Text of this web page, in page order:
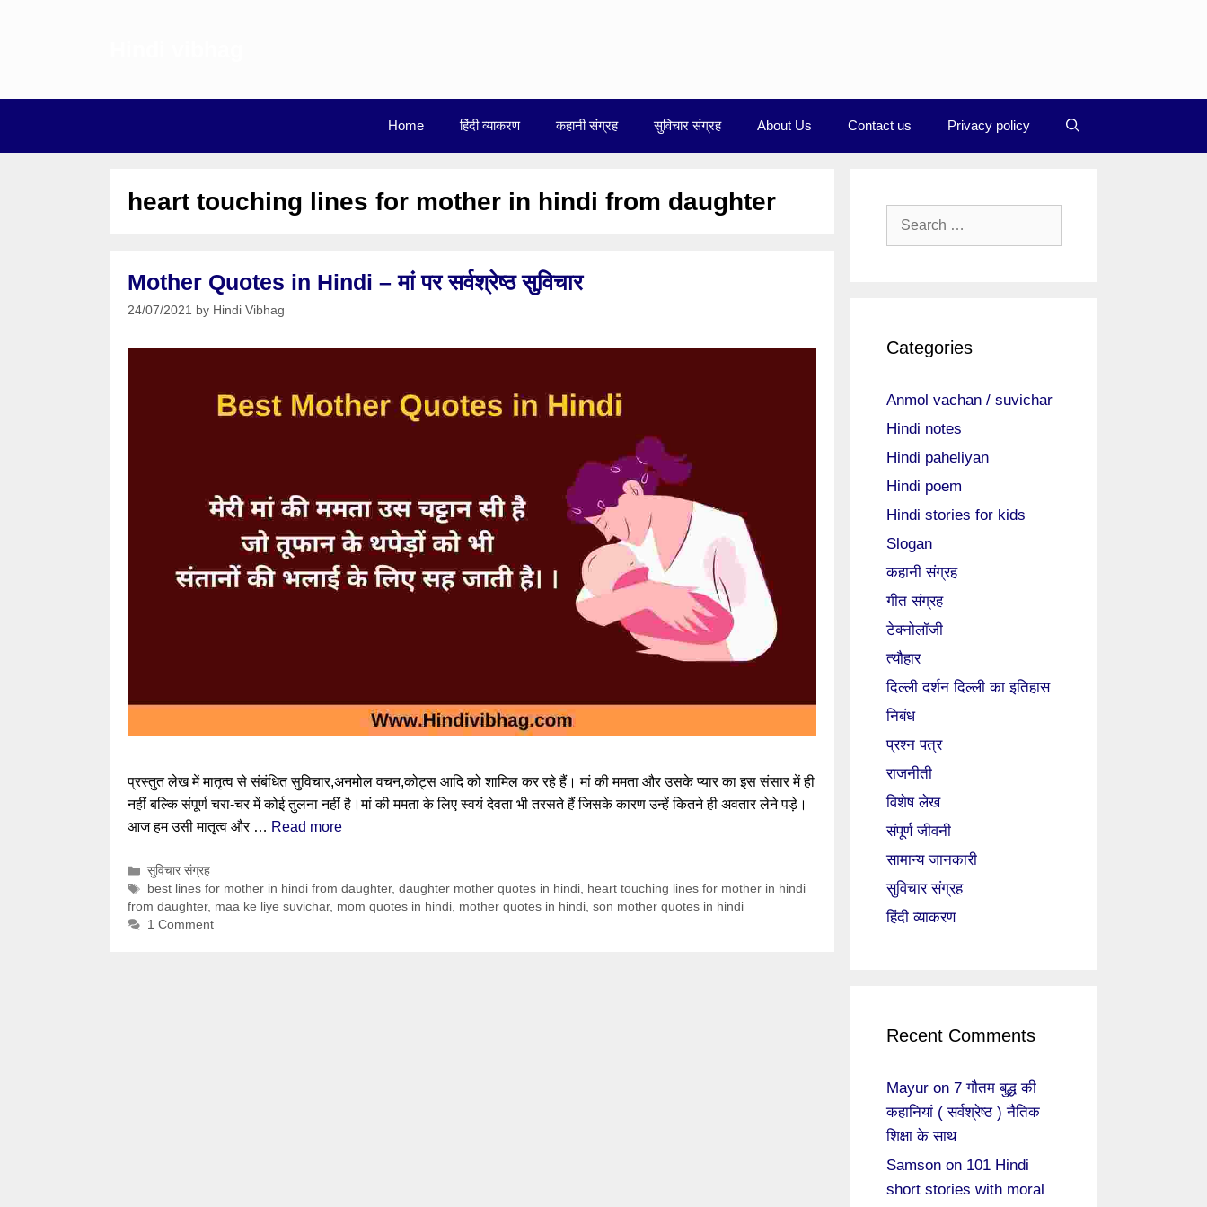
Home हिंदी व्याकरण कहानी संग्रह सुविचार संग्रह About Us Contact us Privacy policy
heart touching lines for mother in hindi from daughter
Mother Quotes in Hindi – मां पर सर्वश्रेष्ठ सुविचार
24/07/2021 by Hindi Vibhag
प्रस्तुत लेख में मातृत्व से संबंधित सुविचार,अनमोल वचन,कोट्स आदि को शामिल कर रहे हैं। मां की ममता और उसके प्यार का इस संसार में ही
नहीं बल्कि संपूर्ण चरा-चर में कोई तुलना नहीं है।मां की ममता के लिए स्वयं देवता भी तरसते हैं जिसके कारण उन्हें कितने ही अवतार लेने पड़े।
आज हम उसी मातृत्व और … Read more
Categories
सुविचार संग्रह
Tags
best lines for mother in hindi from daughter, daughter mother quotes in hindi, heart touching lines for mother in hindi
from daughter, maa ke liye suvichar, mom quotes in hindi, mother quotes in hindi, son mother quotes in hindi
1 Comment
Search
Categories
Anmol vachan / suvichar
Hindi notes
Hindi paheliyan
Hindi poem
Hindi stories for kids
Slogan
कहानी संग्रह
गीत संग्रह
टेक्नोलॉजी
त्यौहार
दिल्ली दर्शन दिल्ली का इतिहास
निबंध
प्रश्न पत्र
राजनीती
विशेष लेख
संपूर्ण जीवनी
सामान्य जानकारी
सुविचार संग्रह
हिंदी व्याकरण
Recent Comments
Mayur on 7 गौतम बुद्ध की
कहानियां ( सर्वश्रेष्ठ ) नैतिक
शिक्षा के साथ
Samson on 101 Hindi
short stories with moral